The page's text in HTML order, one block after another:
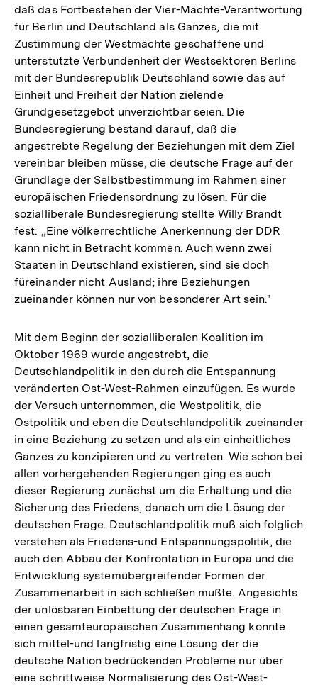
daß das Fortbestehen der Vier-Mächte-Verantwortung
für Berlin und Deutschland als Ganzes, die mit
Zustimmung der Westmächte geschaffene und
unterstützte Verbundenheit der Westsektoren Berlins
mit der Bundesrepublik Deutschland sowie das auf
Einheit und Freiheit der Nation zielende
Grundgesetzgebot unverzichtbar seien. Die
Bundesregierung bestand darauf, daß die
angestrebte Regelung der Beziehungen mit dem Ziel
vereinbar bleiben müsse, die deutsche Frage auf der
Grundlage der Selbstbestimmung im Rahmen einer
europäischen Friedensordnung zu lösen. Für die
sozialliberale Bundesregierung stellte Willy Brandt
fest: „Eine völkerrechtliche Anerkennung der DDR
kann nicht in Betracht kommen. Auch wenn zwei
Staaten in Deutschland existieren, sind sie doch
füreinander nicht Ausland; ihre Beziehungen
zueinander können nur von besonderer Art sein."
Mit dem Beginn der sozialliberalen Koalition im
Oktober 1969 wurde angestrebt, die
Deutschlandpolitik in den durch die Entspannung
veränderten Ost-West-Rahmen einzufügen. Es wurde
der Versuch unternommen, die Westpolitik, die
Ostpolitik und eben die Deutschlandpolitik zueinander
in eine Beziehung zu setzen und als ein einheitliches
Ganzes zu konzipieren und zu vertreten. Wie schon bei
allen vorhergehenden Regierungen ging es auch
dieser Regierung zunächst um die Erhaltung und die
Sicherung des Friedens, danach um die Lösung der
deutschen Frage. Deutschlandpolitik muß sich folglich
verstehen als Friedens-und Entspannungspolitik, die
auch den Abbau der Konfrontation in Europa und die
Entwicklung systemübergreifender Formen der
Zusammenarbeit in sich schließen mußte. Angesichts
der unlösbaren Einbettung der deutschen Frage in
einen gesamteuropäischen Zusammenhang konnte
sich mittel-und langfristig eine Lösung der die
deutsche Nation bedrückenden Probleme nur über
eine schrittweise Normalisierung des Ost-West-